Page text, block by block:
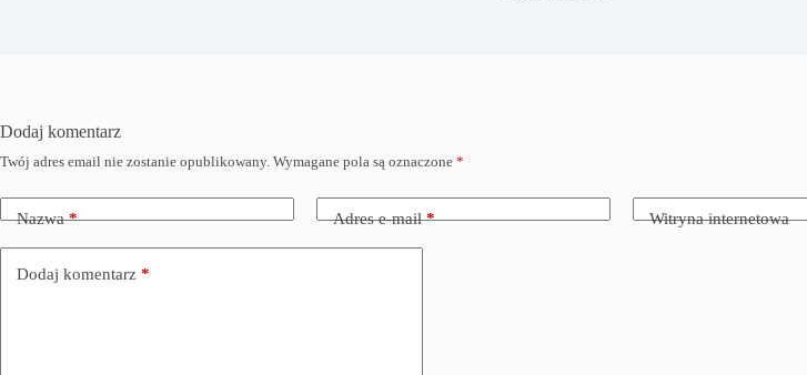
Dodaj komentarz
Twój adres email nie zostanie opublikowany. Wymagane pola są oznaczone *
Nazwa* Adres e-mail* Witryna internetowa
Dodaj komentarz *